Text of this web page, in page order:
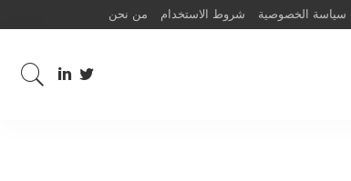
سياسة الخصوصية شروط الاستخدام من نحن